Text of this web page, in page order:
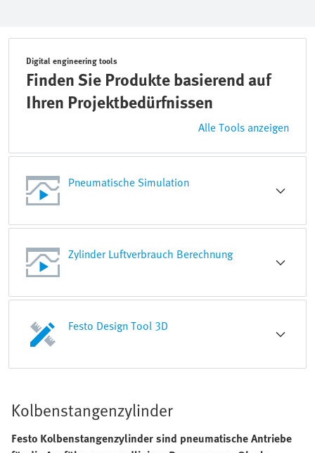
Digital engineering tools
Finden Sie Produkte basierend auf
Ihren Projektbedürfnissen
Alle Tools anzeigen
Pneumatische Simulation
Zylinder Luftverbrauch Berechnung
Festo Design Tool 3D
Kolbenstangenzylinder
Festo Kolbenstangenzylinder sind pneumatische Antriebe